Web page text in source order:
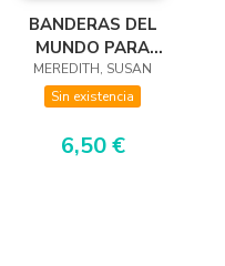
BANDERAS DEL
MUNDO PARA
COLOREAR
MEREDITH, SUSAN
Sin existencia
6,50 €